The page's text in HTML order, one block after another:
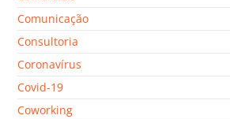
Comunicação
Consultoria
Coronavírus
Covid-19
Coworking